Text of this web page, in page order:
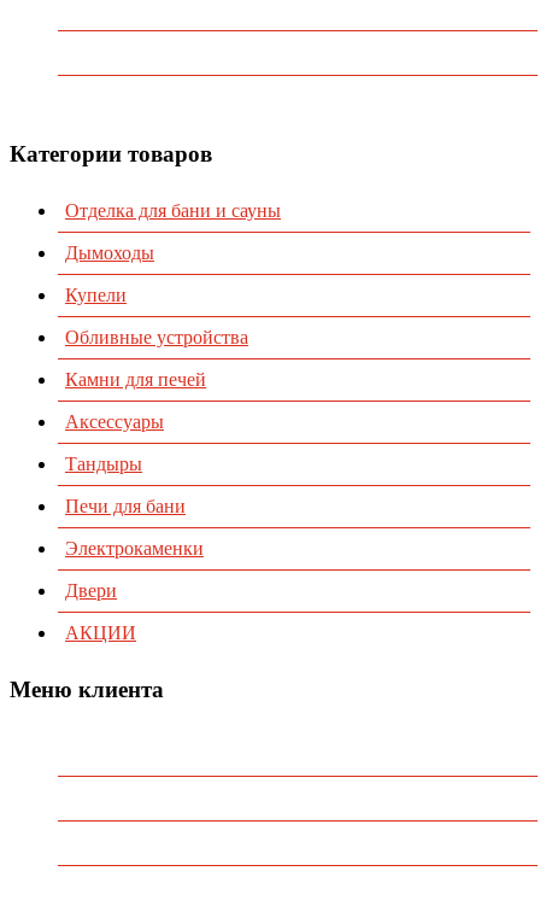
Категории товаров
Отделка для бани и сауны
Дымоходы
Купели
Обливные устройства
Камни для печей
Аксессуары
Тандыры
Печи для бани
Электрокаменки
Двери
АКЦИИ
Меню клиента